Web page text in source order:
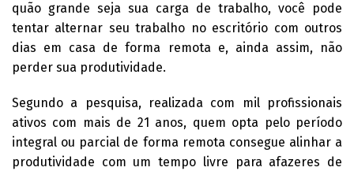
quão grande seja sua carga de trabalho, você pode
tentar alternar seu trabalho no escritório com outros
dias em casa de forma remota e, ainda assim, não
perder sua produtividade.
Segundo a pesquisa, realizada com mil profissionais
ativos com mais de 21 anos, quem opta pelo período
integral ou parcial de forma remota consegue alinhar a
produtividade com um tempo livre para afazeres de